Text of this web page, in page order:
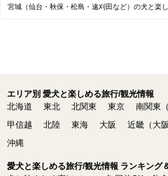
宮城（仙台・秋保・松島・遠刈田など）の犬と楽
エリア別 愛犬と楽しめる旅行/観光情報
北海道
東北 北関東 東京 南関東
甲信越
北陸 東海 大阪 近畿（大
沖縄
愛犬と楽しめる旅行/観光情報 ランキング